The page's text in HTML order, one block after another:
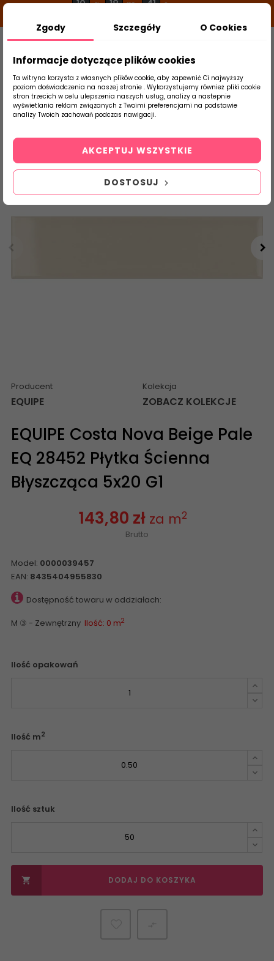
10 g 18 m 40 s
Szukaj
produktu
Strona Główna Płytki Łazienkowe
Producent
EQUIPE
Kolekcja
ZOBACZ KOLEKCJE
EQUIPE Costa Nova Beige Pale
EQ 28452 Płytka Ścienna
Błyszcząca 5x20 G1
143,80 zł za m2
Brutto
Model: 0000039457
EAN: 8435404955830
Dostępność towaru w oddziałach:
M ③ - Zewnętrzny Ilość: 0 m2
Ilość opakowań
Ilość m2
Ilość sztuk
 DODAJ DO KOSZYKA
Zgody Szczegóły O Cookies
Informacje dotyczące plików cookies
Ta witryna korzysta z własnych plików cookie, aby zapewnić Ci najwyższy
poziom doświadczenia na naszej stronie . Wykorzystujemy również pliki cookie
stron trzecich w celu ulepszenia naszych usług, analizy a nastepnie
wyświetlania reklam związanych z Twoimi preferencjami na podstawie
analizy Twoich zachowań podczas nawigacji.
DOSTOSUJ
AKCEPTUJ WSZYSTKIE